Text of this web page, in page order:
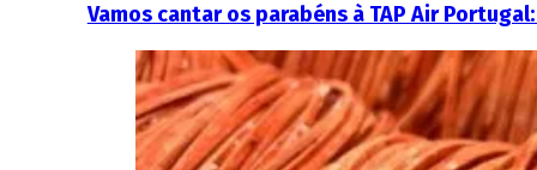
Vamos cantar os parabéns à TAP Air